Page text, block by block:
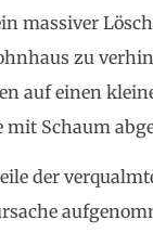
massiver
zu
auf einen
Schaum
der